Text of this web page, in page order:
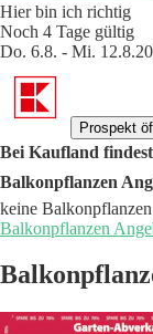
Hier bin ich richtig
Noch 4 Tage gültig
Do. 6.8. - Mi.
Prospekt
Bei Kaufland
Balkonpflanzen
keine
Balkonpflanzen